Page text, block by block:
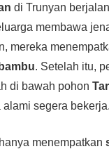
di Trunyan
membawa
mereka
. Setelah itu,
di bawah pohon
alami segera bekerja.
menempatkan